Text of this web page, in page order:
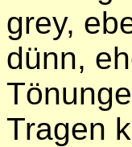
grey,
dünn,
Tragen